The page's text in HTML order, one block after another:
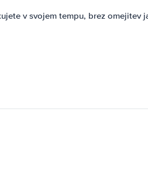
v svojem tempu, brez omejitev